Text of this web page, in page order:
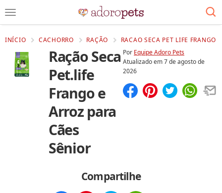
INÍCIO CACHORRO RAÇÃO RACAO SECA PET LIFE FRANGO
Ração Seca
Pet.life
Frango e
Arroz para
Cães
Sênior
Por Equipe Adoro Pets
Atualizado em7 de agosto de
2026
Compartilhe